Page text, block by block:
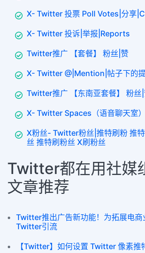
X- Twitter 投票 Poll Votes|分享
X- Twitter 投诉|举报|Reports
Twitter推广 【套餐】 粉丝|赞
X- Twitter @|Mention|帖子下的
Twitter推广 【东南亚套餐】 粉丝
X- Twitter Spaces（语音聊天室）
X粉丝- Twitter粉丝|推特刷粉 推
丝 推特刷粉丝 X刷粉丝
Twitter都在用社媒
文章推荐
Twitter推出广告新功能！为拓展电商
Twitter引流
【Twitter】如何设置 Twitter 像素推